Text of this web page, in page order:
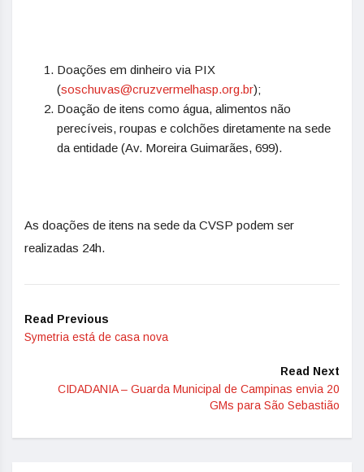
Doações em dinheiro via PIX
(soschuvas@cruzvermelhasp.org.br);
Doação de itens como água, alimentos não
perecíveis, roupas e colchões diretamente na sede
da entidade (Av. Moreira Guimarães, 699).
As doações de itens na sede da CVSP podem ser
realizadas 24h.
Read Previous
Symetria está de casa nova
Read Next
CIDADANIA – Guarda Municipal de Campinas envia 20
GMs para São Sebastião